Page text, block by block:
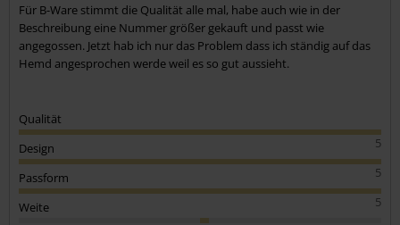
Für B-Ware stimmt die Qualität alle mal, habe auch wie in der
Beschreibung eine Nummer größer gekauft und passt wie
angegossen. Jetzt hab ich nur das Problem dass ich ständig auf das
Hemd angesprochen werde weil es so gut aussieht.
Qualität
5
Design
5
Passform
5
Weite